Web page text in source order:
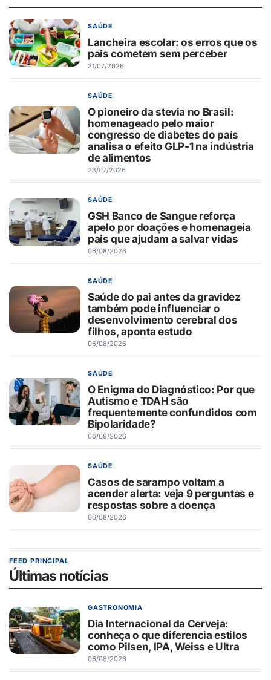
SAÚDE
Lancheira escolar: os erros que os
pais cometem sem perceber
31/07/2026
SAÚDE
O pioneiro da stevia no Brasil:
homenageado pelo maior
congresso de diabetes do país
analisa o efeito GLP-1 na indústria
de alimentos
23/07/2026
SAÚDE
GSH Banco de Sangue reforça
apelo por doações e homenageia
pais que ajudam a salvar vidas
06/08/2026
SAÚDE
Saúde do pai antes da gravidez
também pode influenciar o
desenvolvimento cerebral dos
filhos, aponta estudo
06/08/2026
SAÚDE
O Enigma do Diagnóstico: Por que
Autismo e TDAH são
frequentemente confundidos com
Bipolaridade?
06/08/2026
SAÚDE
Casos de sarampo voltam a
acender alerta: veja 9 perguntas e
respostas sobre a doença
06/08/2026
FEED PRINCIPAL
Últimas notícias
GASTRONOMIA
Dia Internacional da Cerveja:
conheça o que diferencia estilos
como Pilsen, IPA, Weiss e Ultra
06/08/2026